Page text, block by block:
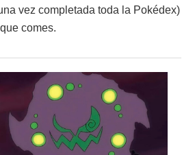
vez completada toda la Pokédex)
comes.